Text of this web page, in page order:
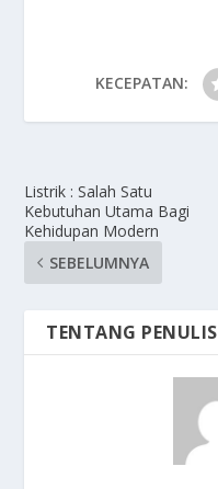
KECEPATAN:
Listrik : Salah Satu
Kebutuhan Utama Bagi
Kehidupan Modern
SEBELUMNYA
TENTANG PENULIS